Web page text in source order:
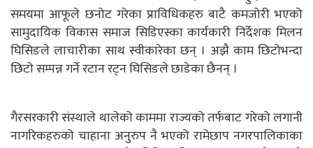
समयमा आफूले छनोट गरेका प्राविधिकहरु बाटै कमजोरी भएको
सामुदायिक विकास समाज सिडिएस्का कार्यकारी निर्देशक मिलन
घिसिङले लाचारीका साथ स्वीकारेका छन् । अझै काम छिटोभन्दा
छिटो सम्पन्न गर्ने रटान रट्न घिसिङले छाडेका छैनन् ।
गैरसरकारी संस्थाले थालेको काममा राज्यको तर्फबाट गरेको लगानी
नागरिकहरुको चाहाना अनुरुप नै भएको रामेछाप नगरपालिकाका